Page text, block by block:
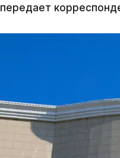
передает